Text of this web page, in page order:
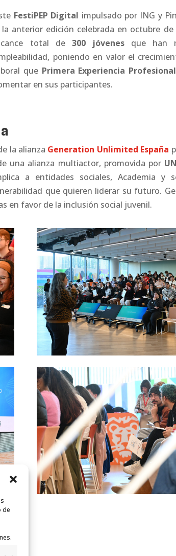
de
FestiPEP Digital impulsado por ING y
anterior edición celebrada en octubre de
total de 300 jóvenesque han
poniendo en valor el
que Primera Experiencia Profesional
en sus participantes.
la alianza Generation Unlimited España
una alianza multiactor, promovida por
a entidades sociales, Academia y
que quieren liderar su futuro.
en favor de la inclusión social juvenil.